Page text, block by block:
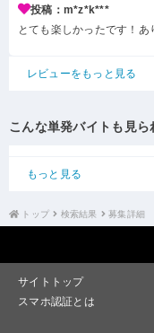
投稿：m*z*k***
とても楽しかったです！あ
レビューをもっと見る
こんな単発バイトも見ら
もっと見る
トップ 検索結果 募集詳細
サイトトップ
スマホ認証とは